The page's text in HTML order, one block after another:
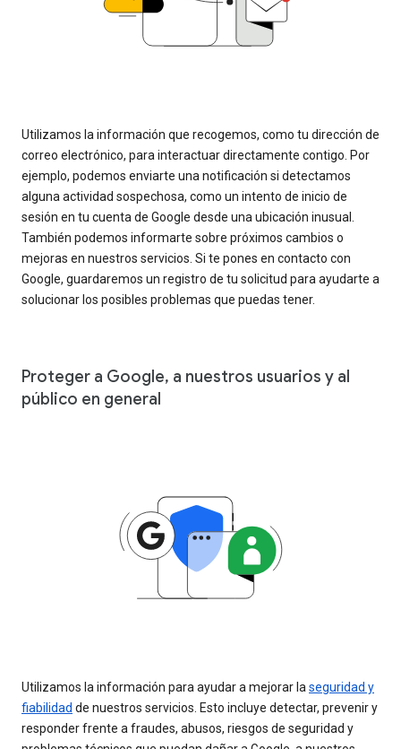
Utilizamos la información que recogemos, como tu dirección de
correo electrónico, para interactuar directamente contigo. Por
ejemplo, podemos enviarte una notificación si detectamos
alguna actividad sospechosa, como un intento de inicio de
sesión en tu cuenta de Google desde una ubicación inusual.
También podemos informarte sobre próximos cambios o
mejoras en nuestros servicios. Si te pones en contacto con
Google, guardaremos un registro de tu solicitud para ayudarte a
solucionar los posibles problemas que puedas tener.
Proteger a Google, a nuestros usuarios y al
público en general
Utilizamos la información para ayudar a mejorar la seguridad y
fiabilidad de nuestros servicios. Esto incluye detectar, prevenir y
responder frente a fraudes, abusos, riesgos de seguridad y